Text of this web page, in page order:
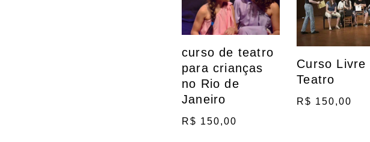
curso de teatro
para crianças
no Rio de
Janeiro
R$ 150,00
Curso Livre
Teatro
R$ 150,00